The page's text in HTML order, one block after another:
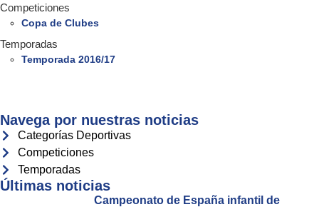
Competiciones
Copa de Clubes
Temporadas
Temporada 2016/17
Navega por nuestras noticias
Categorías Deportivas
Competiciones
Temporadas
Últimas noticias
Campeonato de España infantil de